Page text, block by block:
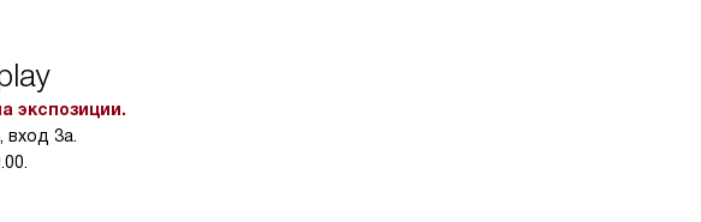
экспозиции.
3а.